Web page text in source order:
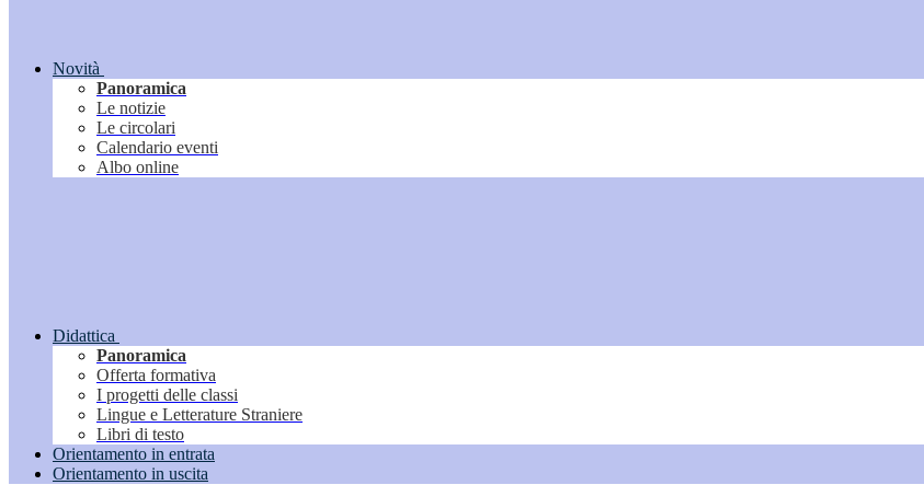
Novità
Panoramica
Le notizie
Le circolari
Calendario eventi
Albo online
Didattica
Panoramica
Offerta formativa
I progetti delle classi
Lingue e Letterature Straniere
Libri di testo
Orientamento in entrata
Orientamento in uscita